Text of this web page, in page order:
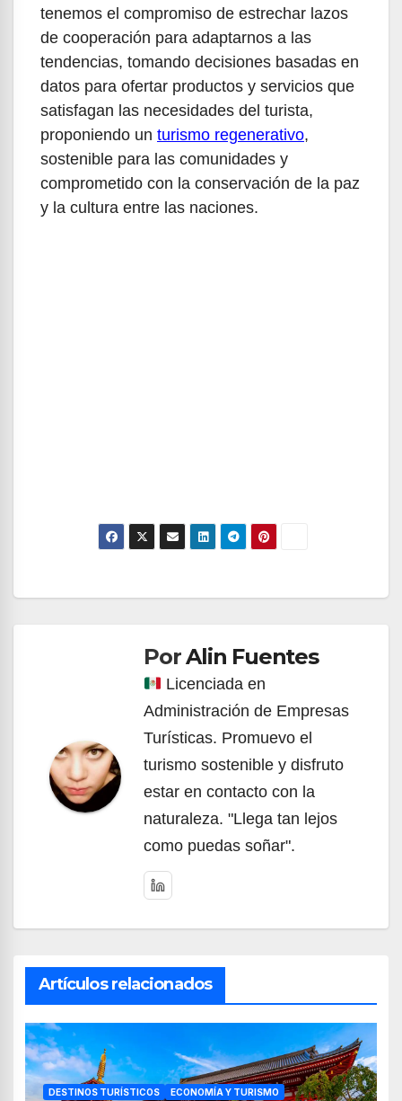
tenemos el compromiso de estrechar lazos
de cooperación para adaptarnos a las
tendencias, tomando decisiones basadas en
datos para ofertar productos y servicios que
satisfagan las necesidades del turista,
proponiendo un turismo regenerativo,
sostenible para las comunidades y
comprometido con la conservación de la paz
y la cultura entre las naciones.
Navegación
entradasPorAlin Fuentes
Licenciada en
Administración de Empresas
Turísticas. Promuevo el
turismo sostenible y disfruto
estar en contacto con la
naturaleza. "Llega tan lejos
como puedas soñar".
Artículos relacionados
DESTINOS TURÍSTICOS ECONOMÍA Y TURISMO